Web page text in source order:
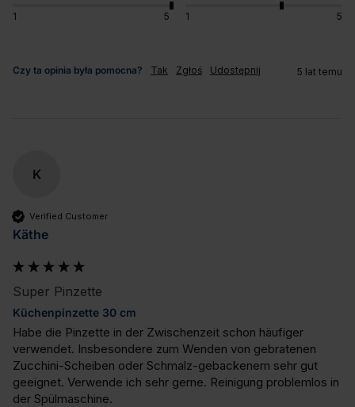
1 5 1 5
Czy ta opinia była pomocna? Tak Zgłoś Udostępnij 5 lat temu
K
Verified Customer
Käthe
Super Pinzette
Küchenpinzette 30 cm
Habe die Pinzette in der Zwischenzeit schon häufiger
verwendet. Insbesondere zum Wenden von gebratenen
Zucchini-Scheiben oder Schmalz-gebackenem sehr gut
geeignet. Verwende ich sehr gerne. Reinigung problemlos in
der Spülmaschine.